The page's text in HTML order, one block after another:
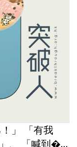
」 「有我
、 「喊到�...